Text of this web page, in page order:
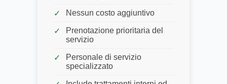
Nessun costo aggiuntivo
Prenotazione prioritaria del
servizio
Personale di servizio
specializzato